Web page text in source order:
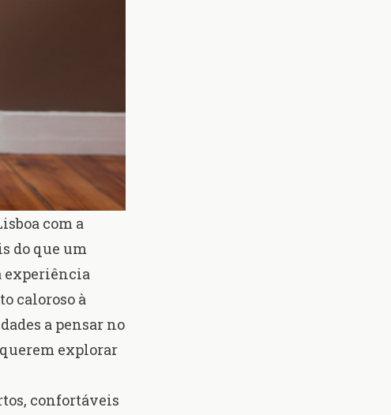
com a
do que um
experiência
caloroso à
a pensar no
explorar
confortáveis